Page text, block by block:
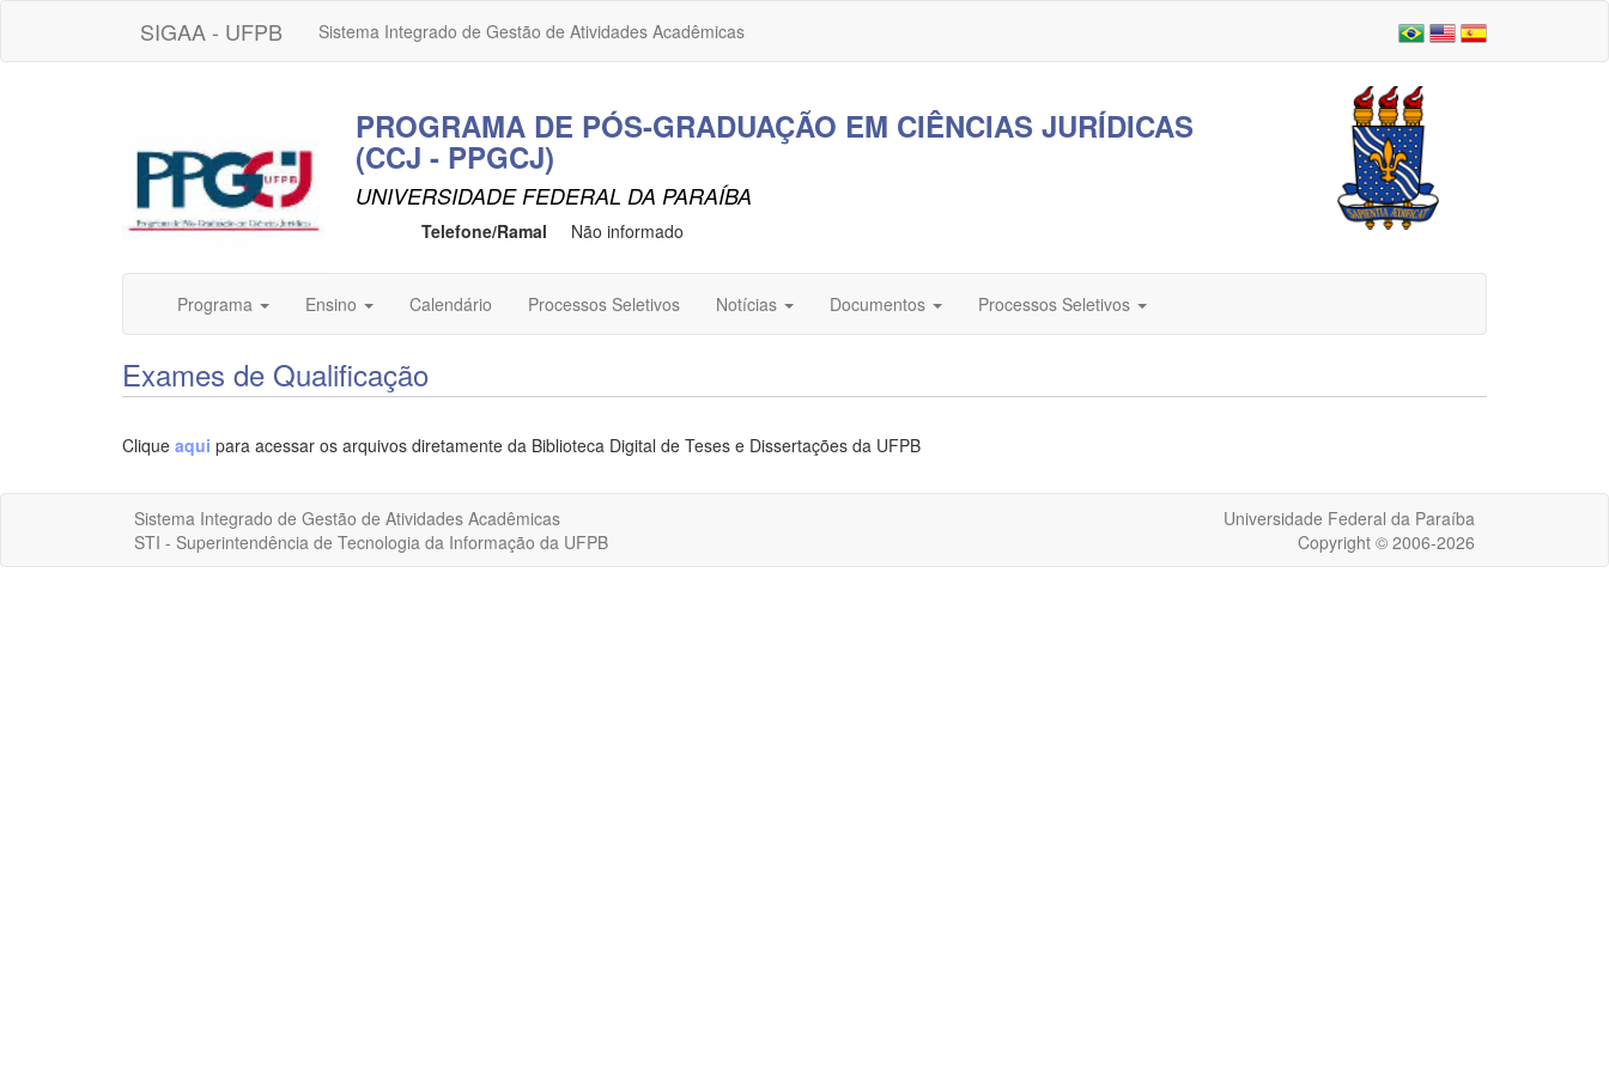
SIGAA - UFPB Sistema Integrado de Gestão de Atividades Acadêmicas
PROGRAMA DE PÓS-GRADUAÇÃO EM CIÊNCIAS JURÍDICAS
(CCJ - PPGCJ)
UNIVERSIDADE FEDERAL DA PARAÍBA
Telefone/Ramal Não informado
Programa Ensino Calendário Processos Seletivos Notícias Documentos Processos Seletivos
Exames de Qualificação
Clique aqui para acessar os arquivos diretamente da Biblioteca Digital de Teses e Dissertações da UFPB
Sistema Integrado de Gestão de Atividades Acadêmicas
STI - Superintendência de Tecnologia da Informação da UFPB
Universidade Federal da Paraíba
Copyright © 2006-2026